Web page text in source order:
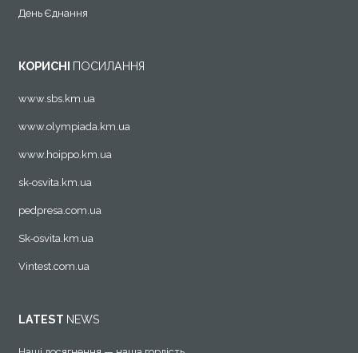
День Єднання
КОРИСНІ ПОСИЛАННЯ
www.sbs.km.ua
www.olympiada.km.ua
www.hoippo.km.ua
sk-osvita.km.ua
pedpresa.com.ua
Sk-osvita.km.ua
Vintest.com.ua
LATEST NEWS